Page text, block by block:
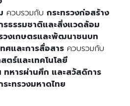
ควบรวมกับ กระทรวงก่อสร้าง
รธรรมชาติและสิ่งแวดล้อม
วงเกษตรและพัฒนาชนบท
ศและการสื่อสาร ควบรวมกับ
ตร์และเทคโนโลยี
ทหารผ่านศึก และสวัสดิการ
ระทรวงมหาดไทย